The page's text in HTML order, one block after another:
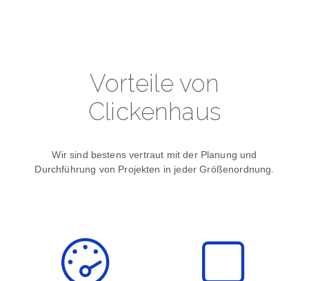
Vorteile von
Clickenhaus
Wir sind bestens vertraut mit der Planung und
Durchführung von Projekten in jeder Größenordnung.